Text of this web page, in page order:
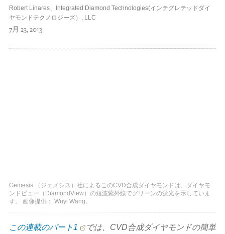
Robert Linares、Integrated Diamond Technologies(インテグレテッドダイ
ヤモンドテクノロジーズ）, LLC
7月 23, 2013
Gemesis （ジェメシス）社によるこのCVD合成ダイヤモンドは、ダイヤモ
ンドビュー（DiamondView）の短波紫外線でグリーンの蛍光を示していま
す。 画像提供： Wuyi Wang。
この連載のパート1
では、CVD合成ダイヤモンドの簡単